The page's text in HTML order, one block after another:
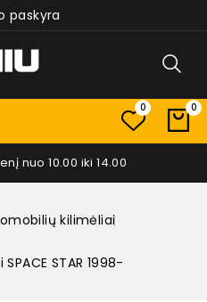
paskyra
0 0
nuo 10.00 iki 14.00
kilimėliai
STAR 1998-